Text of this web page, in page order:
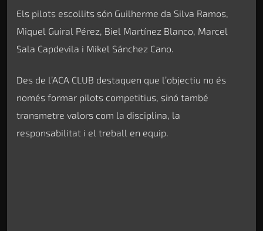
Els pilots escollits són Guilherme da Silva Ramos,
Miquel Guiral Pérez, Biel Martínez Blanco, Marcel
Sala Capdevila i Mikel Sánchez Cano.
Des de l’ACA CLUB destaquen que l’objectiu no és
només formar pilots competitius, sinó també
transmetre valors com la disciplina, la
responsabilitat i el treball en equip.